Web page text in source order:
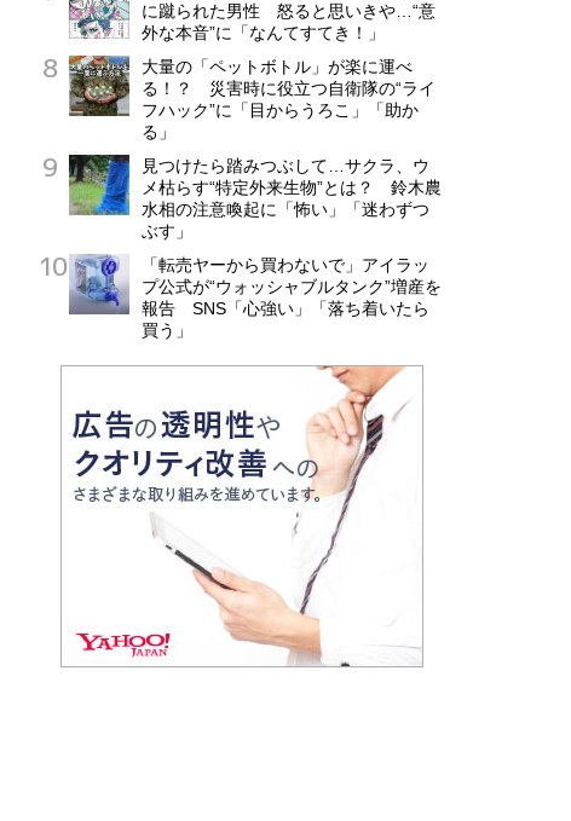
に蹴られた男性 怒ると思いきや…“意
外な本音”に「なんてすてき！」
大量の「ペットボトル」が楽に運べ
る！？ 災害時に役立つ自衛隊の“ライ
フハック”に「目からうろこ」「助か
る」
見つけたら踏みつぶして…サクラ、ウ
メ枯らす“特定外来生物”とは？ 鈴木農
水相の注意喚起に「怖い」「迷わずつ
ぶす」
「転売ヤーから買わないで」アイラッ
プ公式が“ウォッシャブルタンク”増産を
報告 SNS「心強い」「落ち着いたら
買う」